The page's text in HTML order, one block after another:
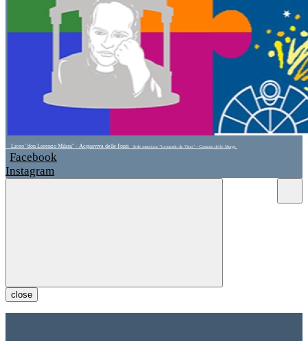
Liceo "don Lorenzo Milani" - Acquaviva delle Fonti Sede associata "Leonardo da Vinci" - Cassano delle Murge
Facebook
Instagram
close